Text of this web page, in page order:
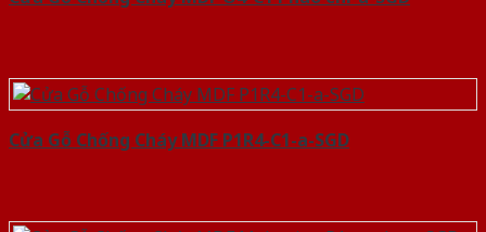
Cửa Gỗ Chống Cháy MDF P1R4-C1-a-SGD